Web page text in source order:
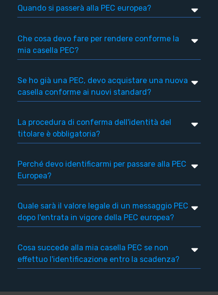
Quando si passerà alla PEC europea?
Che cosa devo fare per rendere conforme la
mia casella PEC?
Se ho già una PEC, devo acquistare una nuova
casella conforme ai nuovi standard?
La procedura di conferma dell'identità del
titolare è obbligatoria?
Perché devo identificarmi per passare alla PEC
Europea?
Quale sarà il valore legale di un messaggio PEC
dopo l'entrata in vigore della PEC europea?
Cosa succede alla mia casella PEC se non
effettuo l'identificazione entro la scadenza?